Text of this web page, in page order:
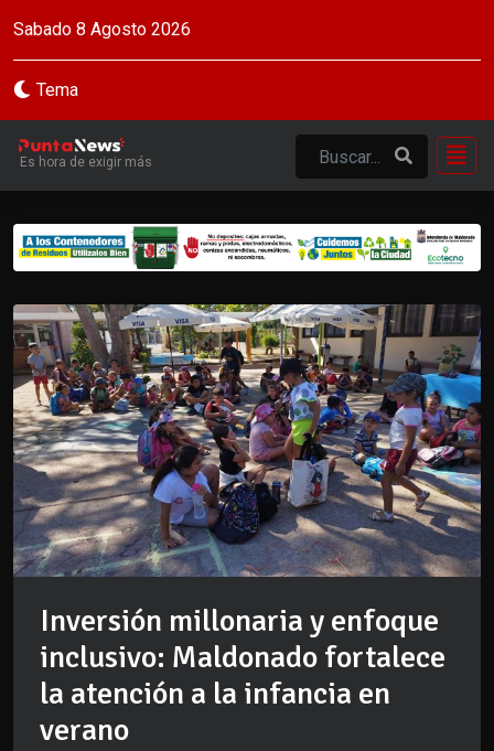
Sabado 8 Agosto 2026
Tema
Es hora de exigir más
Inversión millonaria y enfoque
inclusivo: Maldonado fortalece
la atención a la infancia en
verano